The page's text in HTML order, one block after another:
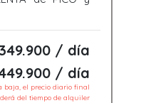
/ día
/ día
baja, el precio diario final
del tiempo de alquiler